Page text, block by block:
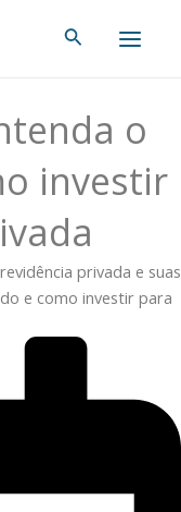
Pesquisar
o
investir
privada e suas
e como investir para